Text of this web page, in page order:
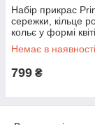
Набір прикрас
сережки, кільце
кольє у формі
пелюстками та
Gold&White
Немає в наявності
799 ₴